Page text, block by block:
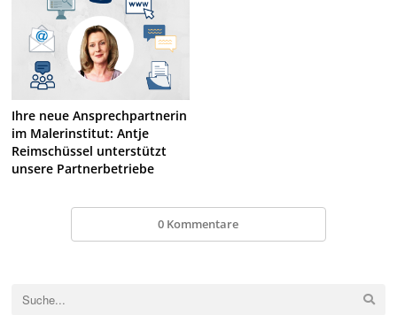
Ihre neue Ansprechpartnerin
im Malerinstitut: Antje
Reimschüssel unterstützt
unsere Partnerbetriebe
0 Kommentare